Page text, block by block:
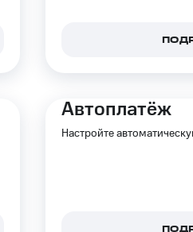
Автоплатёж
Настройте